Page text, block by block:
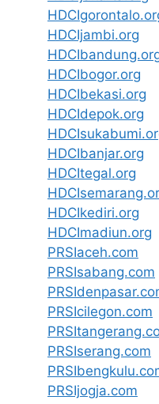
HDCIjambi.org
HDCIbogor.org
HDCIbekasi.org
HDCIdepok.org
HDCIbanjar.org
HDCItegal.org
HDCIkediri.org
HDCImadiun.org
PRSIaceh.com
PRSIsabang.com
PRSIcilegon.com
PRSIserang.com
PRSIjogja.com